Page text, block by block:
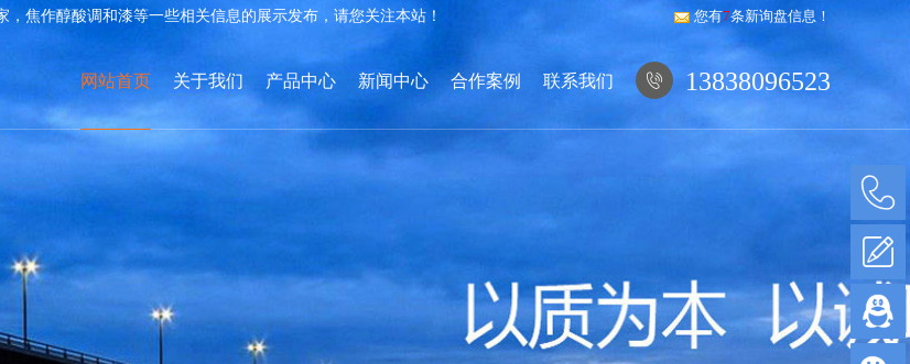
，焦作醇酸调和漆等一些相关信息的展示发布，请您关注本站！ 您有7条新询盘信息！
网站首页 关于我们 产品中心 新闻中心 合作案例 联系我们  13838096523